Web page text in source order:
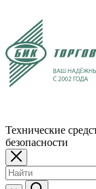
Технические
безопасности